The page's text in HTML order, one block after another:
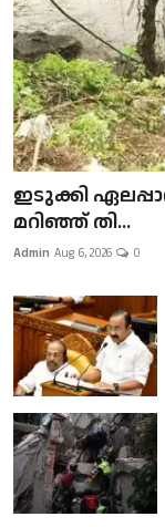
ഇടുക്കി
മറിഞ്ഞ് തി...
Admin Aug 6, 2026 0